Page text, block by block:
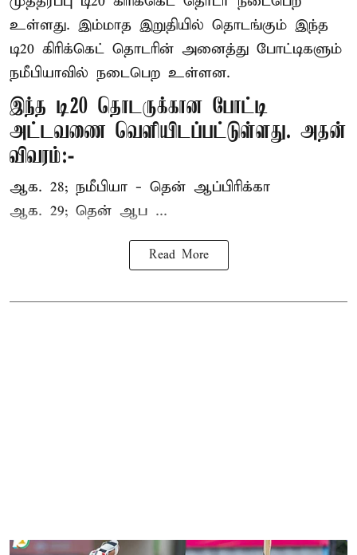
உள்ளது. இம்மாத இறுதியில் தொடங்கும் இந்த
டி20 கிரிக்கெட் தொடரின் அனைத்து போட்டிகளும்
நமீபியாவில் நடைபெற உள்ளன.
இந்த டி20 தொடருக்கான போட்டி
அட்டவணை வெளியிடப்பட்டுள்ளது. அதன்
விவரம்:-
ஆக. 28; நமீபியா - தென் ஆப்பிரிக்கா
ஆக. 29; தென் ஆப ...
Read More